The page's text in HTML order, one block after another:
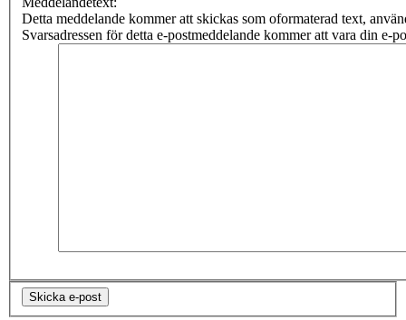
Detta meddelande kommer att skickas som oformaterad text,
Svarsadressen för detta e-postmeddelande kommer att vara din e-